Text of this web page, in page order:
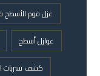
عزل فوم للأسطح
عوازل أسطح
كشف تسربات